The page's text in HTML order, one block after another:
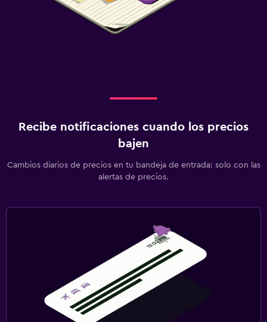
Recibe notificaciones cuando los precios
bajen
Cambios diarios de precios en tu bandeja de entrada: solo con las
alertas de precios.